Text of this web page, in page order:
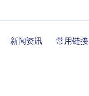
新闻资讯 常用链接